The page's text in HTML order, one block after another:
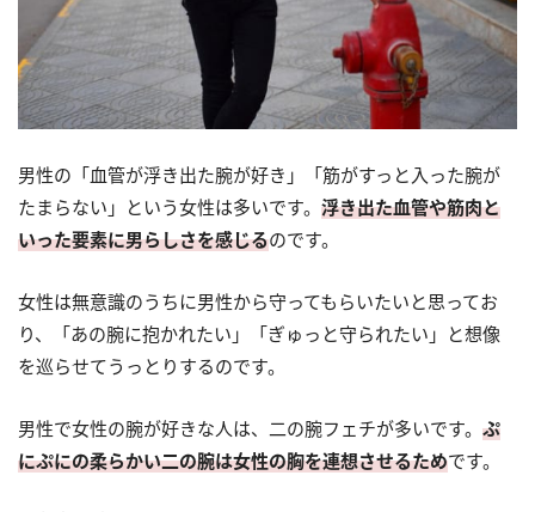
男性の「血管が浮き出た腕が好き」「筋がすっと入った腕が
たまらない」という女性は多いです。 浮き出た血管や筋肉と
いった要素に男らしさを感じるのです。
女性は無意識のうちに男性から守ってもらいたいと思ってお
り、「あの腕に抱かれたい」「ぎゅっと守られたい」と想像
を巡らせてうっとりするのです。
男性で女性の腕が好きな人は、二の腕フェチが多いです。 ぷ
にぷにの柔らかい二の腕は女性の胸を連想させるためです。